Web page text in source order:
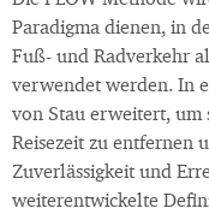
Paradigma dienen, in
Fuß- und Radverkehr
verwendet werden. In
von Stau erweitert, um
Reisezeit zu entfernen
Zuverlässigkeit und
weiterentwickelte